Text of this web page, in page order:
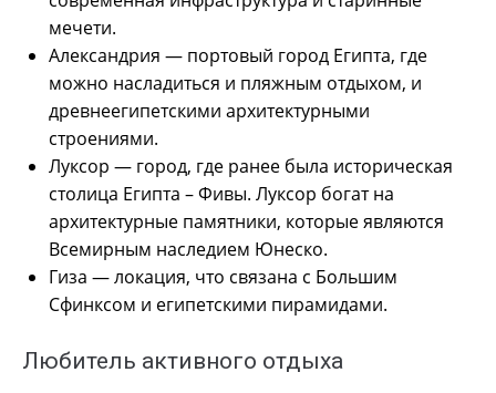
мечети.
Александрия — портовый город Египта, где
можно насладиться и пляжным отдыхом, и
древнеегипетскими архитектурными
строениями.
Луксор — город, где ранее была историческая
столица Египта – Фивы. Луксор богат на
архитектурные памятники, которые являются
Всемирным наследием Юнеско.
Гиза — локация, что связана с Большим
Сфинксом и египетскими пирамидами.
Любитель активного отдыха